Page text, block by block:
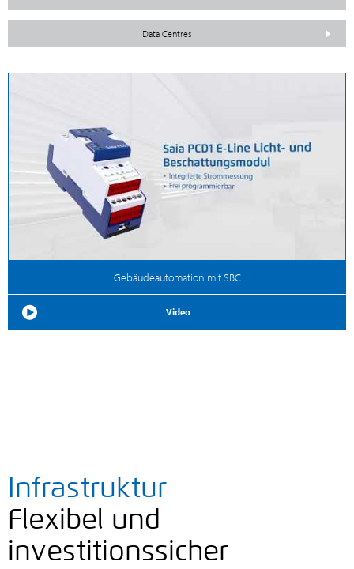
Data Centres
Gebäudeautomation mit SBC
Video
Infrastruktur
Flexibel und
investitionssicher